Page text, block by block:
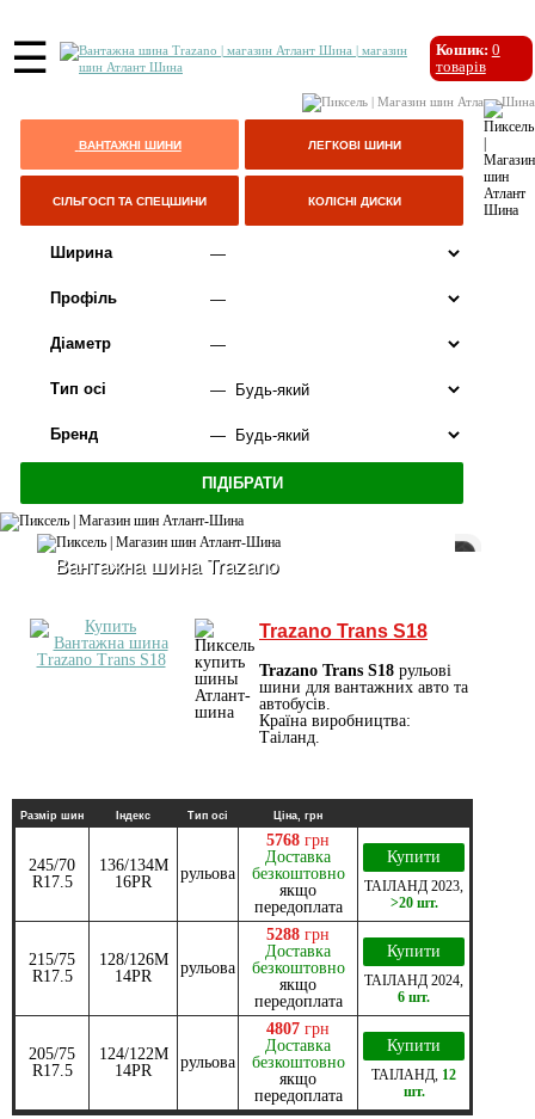
☰ Кошик: 0
товарів
ВАНТАЖНІ ШИНИ ЛЕГКОВІ ШИНИ
СІЛЬГОСП ТА СПЕЦШИНИ КОЛІСНІ ДИСКИ
Ширина
Профіль
Діаметр
Тип осі
Бренд
Вантажна шина Trazano
Trazano Trans S18
Trazano Trans S18 рульові
шини для вантажних авто та
автобусів.
Країна виробництва:
Таіланд.
Размір шин Індекс Тип осі Ціна, грн
245/70
R17.5
136/134M
16PR
рульова
5768 грн
Доставка
безкоштовно
якщо
передоплата
Купити
ТАІЛАНД 2023
>20 шт.
215/75
R17.5
128/126M
14PR
рульова
5288 грн
Доставка
безкоштовно
якщо
передоплата
Купити
ТАІЛАНД 2024
6 шт.
205/75
R17.5
124/122M
14PR
рульова
4807 грн
Доставка
безкоштовно
якщо
передоплата
Купити
ТАІЛАНД 12
шт.